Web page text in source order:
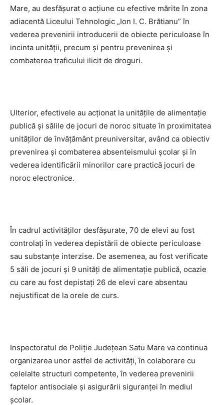
Mare, au desfășurat o acțiune cu efective mărite în zona
adiacentă Liceului Tehnologic „Ion I. C. Brătianu” în
vederea prevenirii introducerii de obiecte periculoase în
incinta unității, precum și pentru prevenirea și
combaterea traficului ilicit de droguri.
Ulterior, efectivele au acționat la unitățile de alimentație
publică și sălile de jocuri de noroc situate în proximitatea
unităților de învățământ preuniversitar, având ca obiectiv
prevenirea și combaterea absenteismului școlar și în
vederea identificării minorilor care practică jocuri de
noroc electronice.
În cadrul activităților desfășurate, 70 de elevi au fost
controlați în vederea depistării de obiecte periculoase
sau substanțe interzise. De asemenea, au fost verificate
5 săli de jocuri și 9 unități de alimentație publică, ocazie
cu care au fost depistați 26 de elevi care absentau
nejustificat de la orele de curs.
Inspectoratul de Poliție Județean Satu Mare va continua
organizarea unor astfel de activități, în colaborare cu
celelalte structuri competente, în vederea prevenirii
faptelor antisociale și asigurării siguranței în mediul
școlar.